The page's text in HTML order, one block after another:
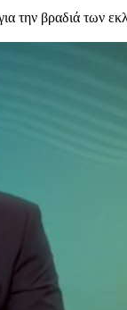
την βραδιά των